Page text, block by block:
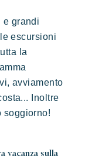
e grandi
escursioni
la
avviamento
Inoltre
soggiorno!
vacanza sulla